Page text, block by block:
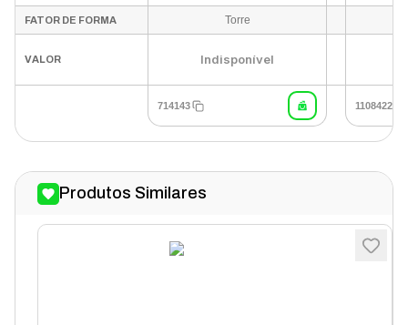
FATOR DE FORMA Torre
VALOR Indisponível
714143 1108422
Produtos Similares